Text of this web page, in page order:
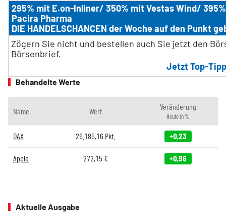
295% mit E.on-Inliner/ 350% mit Vestas Wind/
Pacira Pharma
DIE HANDELSCHANCEN der Woche auf den Punkt
Zögern Sie nicht und bestellen auch Sie jetzt den
Börsenbrief.
Jetzt Top-
Behandelte Werte
Name Wert Veränderung
Heute in %
DAX 26.185,16 Pkt. +0,23
Apple 272,15€ +0,96
Aktuelle Ausgabe